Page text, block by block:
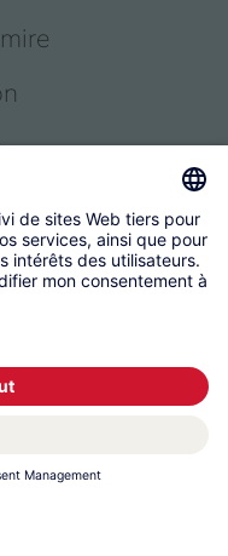
AG
Empreinte